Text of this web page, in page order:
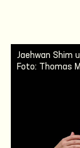
Jaehwan Shim
Foto: Thomas